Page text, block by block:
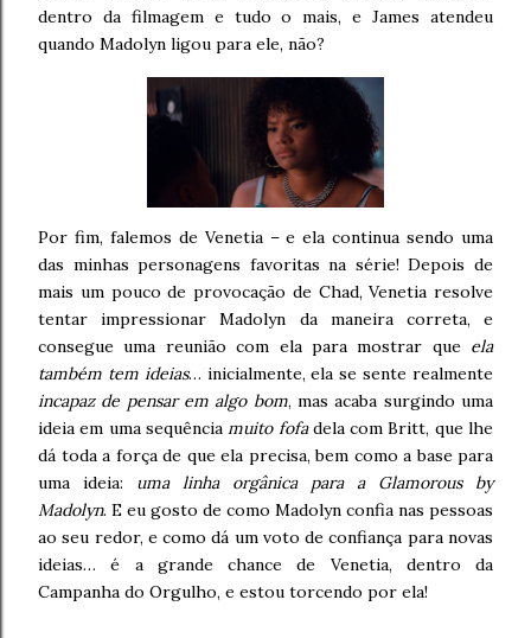
dentro da filmagem e tudo o mais, e James atendeu
quando Madolyn ligou para ele, não?
Por fim, falemos de Venetia – e ela continua sendo uma
das minhas personagens favoritas na série! Depois de
mais um pouco de provocação de Chad, Venetia resolve
tentar impressionar Madolyn da maneira correta, e
consegue uma reunião com ela para mostrar que ela
também tem ideias… inicialmente, ela se sente realmente
incapaz de pensar em algo bom, mas acaba surgindo uma
ideia em uma sequênciamuito fofadela com Britt, que lhe
dá toda a força de que ela precisa, bem como a base para
uma ideia: uma linha orgânica para a Glamorous by
Madolyn. E eu gosto de como Madolyn confia nas pessoas
ao seu redor, e como dá um voto de confiança para novas
ideias… é a grande chance de Venetia, dentro da
Campanha do Orgulho, e estou torcendo por ela!